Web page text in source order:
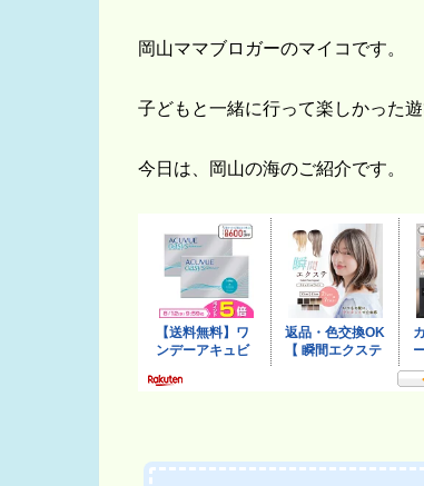
岡山ママブロガーのマイコです。
子どもと一緒に行って楽しかった
今日は、岡山の海のご紹介です。